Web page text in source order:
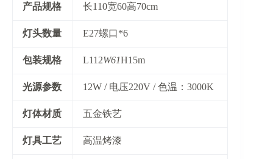
​产品规格​ 长110宽60高70cm
​灯头数量​ E27螺口*6
​包装规格​ L112W61H15m
​光源参数​ 12W / 电压220V / 色温：3000K
​灯体材质​ 五金铁艺
​灯具工艺​ 高温烤漆